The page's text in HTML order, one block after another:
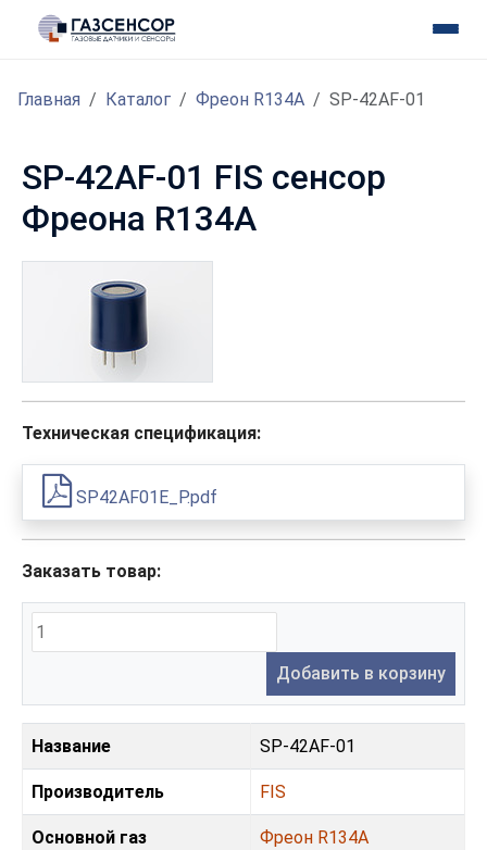
Главная Каталог Фреон R134A SP-42AF-01
SP-42AF-01 FIS сенсор
Фреона R134A
Техническая спецификация:
SP42AF01E_P.pdf
Заказать товар:
Добавить в корзину
Название SP-42AF-01
Производитель FIS
Основной газ Фреон R134A